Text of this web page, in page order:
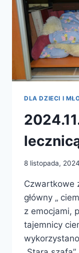
DLA DZIECI I
8 listopada, 2024
Czwartkowe
główny „
z emocjami,
tajemnicy